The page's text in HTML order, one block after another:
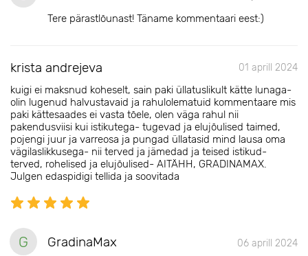
Tere pärastlõunast! Täname kommentaari eest:)
krista andrejeva 01 aprill 2024
kuigi ei maksnud koheselt, sain paki üllatuslikult kätte lunaga-
olin lugenud halvustavaid ja rahulolematuid kommentaare mis
paki kättesaades ei vasta tõele, olen väga rahul nii
pakendusviisi kui istikutega- tugevad ja elujõulised taimed,
pojengi juur ja varreosa ja pungad üllatasid mind lausa oma
vägilaslikkusega- nii terved ja jämedad ja teised istikud-
terved, rohelised ja elujõulised- AITÄHH, GRADINAMAX.
Julgen edaspidigi tellida ja soovitada
G GradinaMax 06 aprill 2024